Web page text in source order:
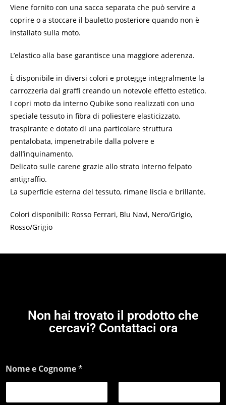
Viene fornito con una sacca separata che può servire a
coprire o a stoccare il bauletto posteriore quando non è
installato sulla moto.
L’elastico alla base garantisce una maggiore aderenza.
È disponibile in diversi colori e protegge integralmente la
carrozzeria dai graffi creando un notevole effetto estetico.
I copri moto da interno Qubike sono realizzati con uno
speciale tessuto in fibra di poliestere elasticizzato,
traspirante e dotato di una particolare struttura
pentalobata, impenetrabile dalla polvere e
dall’inquinamento.
Delicato sulle carene grazie allo strato interno felpato
antigraffio.
La superficie esterna del tessuto, rimane liscia e brillante.
Colori disponibili: Rosso Ferrari, Blu Navi, Nero/Grigio,
Rosso/Grigio
Non hai trovato il prodotto che
cercavi? Contattaci ora
Nome e Cognome*